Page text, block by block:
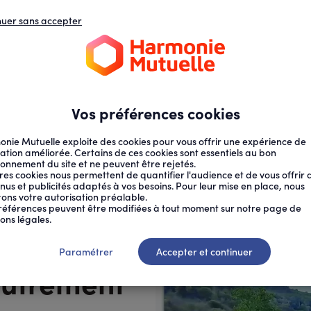
: I...
Vos préférences cookies
Mutuelle exploite des cookies pour vous offrir une expérience de
améliorée. Certains de ces cookies sont essentiels au bon
du site et ne peuvent être rejetés.
cookies nous permettent de quantifier l'audience et de vous offrir
et publicités adaptés à vos besoins. Pour leur mise en place, nous
votre autorisation préalable.
peuvent être modifiées à tout moment sur notre page de
légales.
sans accepter
Paramétrer Accepter et continuer